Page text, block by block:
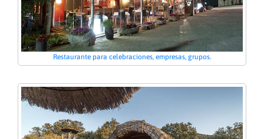
Restaurante para celebraciones, empresas, grupos.